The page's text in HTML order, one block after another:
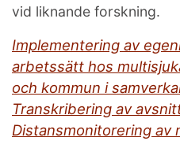
vid liknande forskning.
Implementering av
arbetssätt hos
och kommun i
Transkribering av
Distansmonitorering av